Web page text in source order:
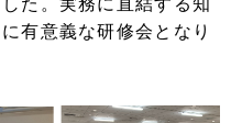
た。実務に直結する知
有意義な研修会となり